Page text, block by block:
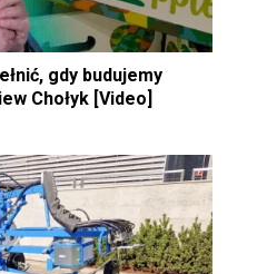
gdy budujemy
Chołyk [Video]